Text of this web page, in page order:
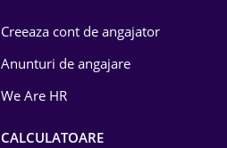
Creeaza cont de angajator
Anunturi de angajare
We Are HR
CALCULATOARE